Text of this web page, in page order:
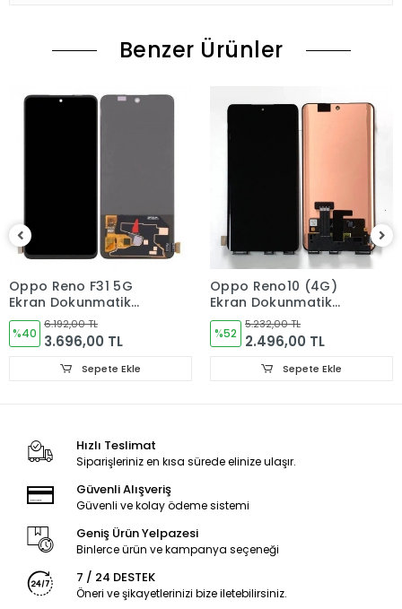
üzerinden model numarasını alabilirsiniz.
Tüm cep telefonu yedek parça siparişleriniz hafta içi saat
kargoya verilir. Pazar ve resmi tatillerde verdiğiniz siparişler
bir sonraki iş günü içerisinde kargoya verilir.
ÜRÜN GÖNDERİMİ
Ürünler paketleme aşamasında kontrol edilmektedir. Tüm
ürünler ambalajında sert kutuda kargo şartlarına dayanacak
gönderilmektedir.
GARANTİ DURUMU
Kullanıcıdan kaynaklanan sorunlar garanti kapsamı
dışındadır!
İADE VE DEĞİŞİM KURALLARI
LCD Ekran, Kasa, Kapak, Bataryalar ve diğer aldığınız iç
akşamlarda ürünün hasar görmemiş olması gerekmektedir.
Benzer Ürünler
Oppo Reno F31 5G
Ekran Dokunmatik
Cam ORJINAL
%40
6.192,00 TL
3.696,00 TL
Sepete Ekle
Oppo Reno10 (4G)
Ekran Dokunmatik
Cam ORJINAL
%52
5.232,00 TL
2.496,00 TL
Sepete Ekle
Hızlı Teslimat
Siparişleriniz en kısa sürede elinize ulaşır.
Güvenli Alışveriş
Güvenli ve kolay ödeme sistemi
Geniş Ürün Yelpazesi
Binlerce ürün ve kampanya seçeneği
7 / 24 DESTEK
Öneri ve şikayetlerinizi bize iletebilirsiniz.